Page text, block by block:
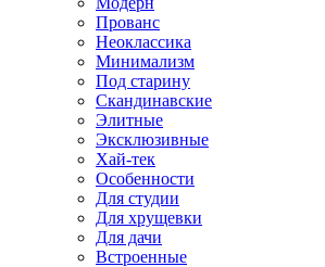
Прованс
Неоклассика
Минимализм
Под старину
Скандинавские
Элитные
Эксклюзивные
Хай-тек
Особенности
Для студии
Для хрущевки
Для дачи
Встроенные